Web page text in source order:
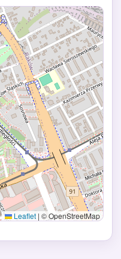
Leaflet | © OpenStreetMap